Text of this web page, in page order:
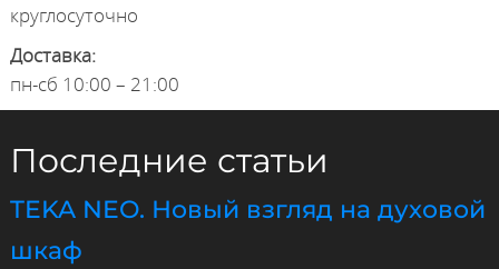
круглосуточно
Доставка:
пн-сб 10:00 – 21:00
Последние статьи
TEKA NEO. Новый взгляд на духовой
шкаф